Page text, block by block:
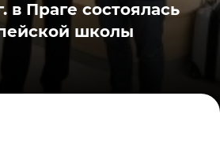
в Праге состоялась
школы